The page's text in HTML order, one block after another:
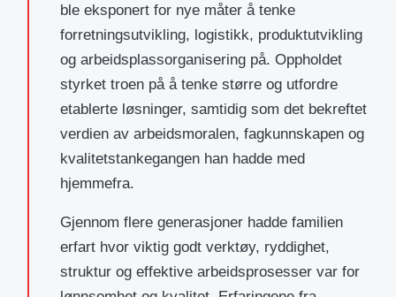
ble eksponert for nye måter å tenke
forretningsutvikling, logistikk, produktutvikling
og arbeidsplassorganisering på. Oppholdet
styrket troen på å tenke større og utfordre
etablerte løsninger, samtidig som det bekreftet
verdien av arbeidsmoralen, fagkunnskapen og
kvalitetstankegangen han hadde med
hjemmefra.
Gjennom flere generasjoner hadde familien
erfart hvor viktig godt verktøy, ryddighet,
struktur og effektive arbeidsprosesser var for